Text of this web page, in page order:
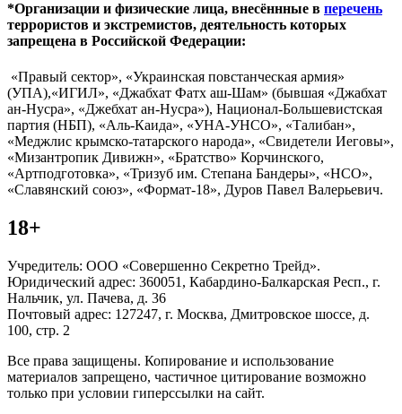
*Организации и физические лица, внесённные в перечень
террористов и экстремистов, деятельность которых
запрещена в Российской Федерации:
«Правый сектор», «Украинская повстанческая армия»
(УПА),«ИГИЛ», «Джабхат Фатх аш-Шам» (бывшая «Джабхат
ан-Нусра», «Джебхат ан-Нусра»), Национал-Большевистская
партия (НБП), «Аль-Каида», «УНА-УНСО», «Талибан»,
«Меджлис крымско-татарского народа», «Свидетели Иеговы»,
«Мизантропик Дивижн», «Братство» Корчинского,
«Артподготовка», «Тризуб им. Степана Бандеры», «НСО»,
«Славянский союз», «Формат-18», Дуров Павел Валерьевич.
18+
Учредитель: ООО «Совершенно Секретно Трейд».
Юридический адрес: 360051, Кабардино-Балкарская Респ., г.
Нальчик, ул. Пачева, д. 36
Почтовый адрес: 127247, г. Москва, Дмитровское шоссе, д.
100, стр. 2
Все права защищены. Копирование и использование
материалов запрещено, частичное цитирование возможно
только при условии гиперссылки на сайт.